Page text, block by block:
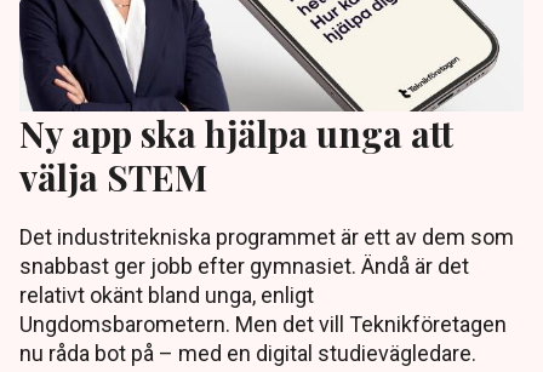
Ny app ska hjälpa unga att
välja STEM
Det industritekniska programmet är ett av dem som
snabbast ger jobb efter gymnasiet. Ändå är det
relativt okänt bland unga, enligt
Ungdomsbarometern. Men det vill Teknikföretagen
nu råda bot på – med en digital studievägledare.